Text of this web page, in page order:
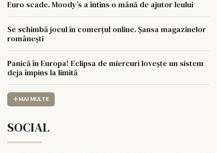
Euro scade. Moody’s a întins o mână de ajutor leului
Se schimbă jocul în comerțul online. Șansa magazinelor
românești
Panică în Europa! Eclipsa de miercuri lovește un sistem
deja împins la limită
MAI MULTE
SOCIAL